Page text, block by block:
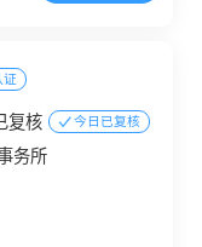
证
复核 今日已复核
务所